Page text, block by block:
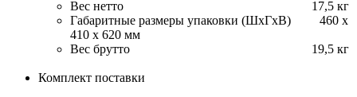
Вес нетто 17,5 кг
Габаритные размеры упаковки (ШхГхВ) 460 х
410 х 620 мм
Вес брутто 19,5 кг
Комплект поставки